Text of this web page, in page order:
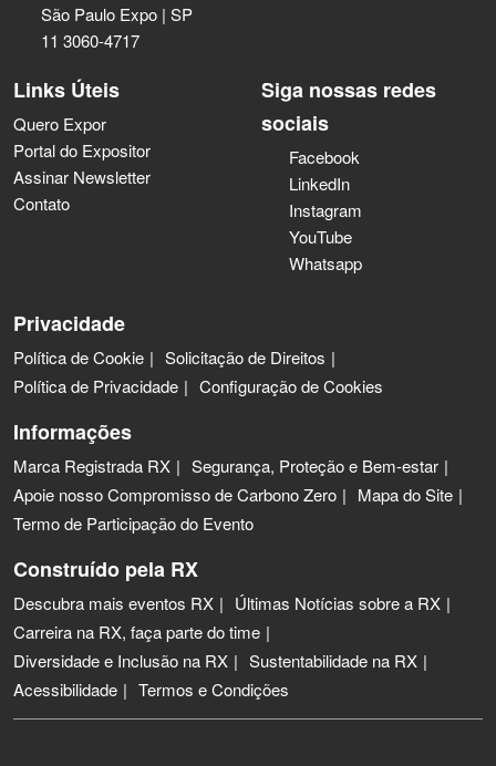
São Paulo Expo | SP
11 3060-4717
Links Úteis
Quero Expor
Portal do Expositor
Assinar Newsletter
Contato
Siga nossas redes
sociais
Facebook
LinkedIn
Instagram
YouTube
Whatsapp
Privacidade
Política de Cookie
Solicitação de Direitos
Política de Privacidade
Configuração de Cookies
Informações
Marca Registrada RX
Segurança, Proteção e Bem-estar
Apoie nosso Compromisso de Carbono Zero
Mapa do Site
Termo de Participação do Evento
Construído pela RX
Descubra mais eventos RX
Últimas Notícias sobre a RX
Carreira na RX, faça parte do time
Diversidade e Inclusão na RX
Sustentabilidade na RX
Acessibilidade
Termos e Condições